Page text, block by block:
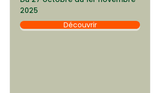
2025
Découvrir